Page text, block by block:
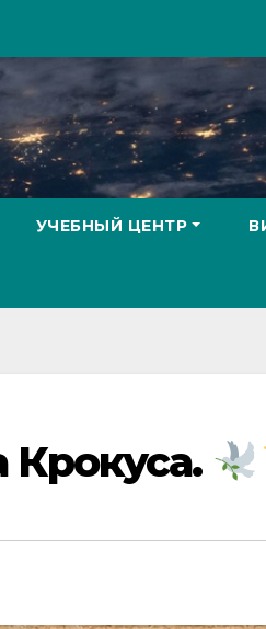
УЧЕБНЫЙ ЦЕНТР
Крокуса.